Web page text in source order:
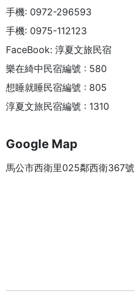
手機: 0972-296593
手機: 0975-112123
FaceBook: 淳夏文旅民宿
樂在綺中民宿編號 : 580
想睡就睡民宿編號 : 805
淳夏文旅民宿編號 : 1310
Google Map
馬公市西衛里025鄰西衛367號